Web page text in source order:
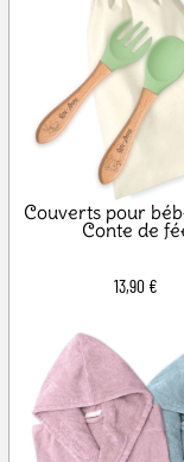
Couverts pour
Conte de
13,90 €